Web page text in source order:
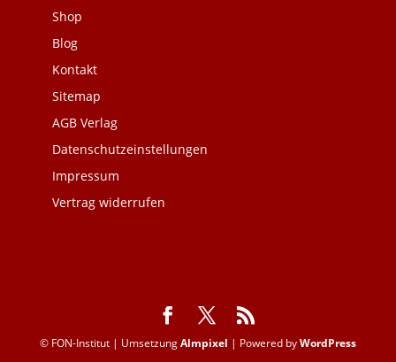
Shop
Blog
Kontakt
Sitemap
AGB Verlag
Datenschutzeinstellungen
Impressum
Vertrag widerrufen
© FON-Institut | UmsetzungAlmpixel | Powered byWordPress